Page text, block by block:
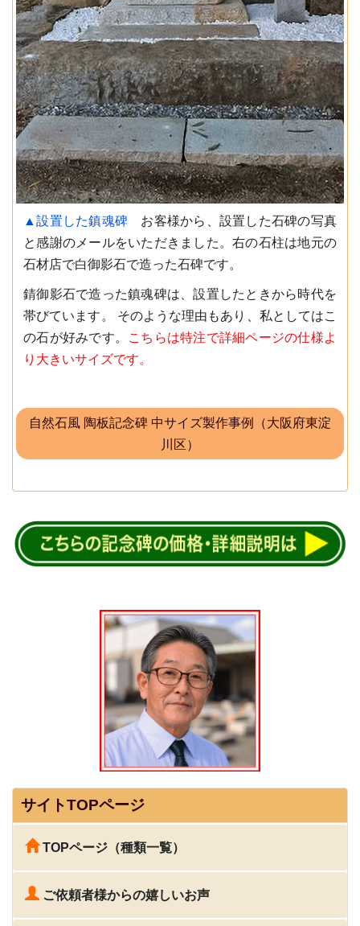
▲設置した鎮魂碑 お客様から、設置した石碑の写真
と感謝のメールをいただきました。右の石柱は地元の
石材店で白御影石で造った石碑です。
錆御影石で造った鎮魂碑は、設置したときから時代を
帯びています。 そのような理由もあり、私としてはこ
の石が好みです。
こちらは特注で詳細ページの仕様よ
り大きいサイズです。
自然石風 陶板記念碑 中サイズ製作事例（大阪府東淀
川区）
サイトTOPページ
TOPページ（種類一覧）
ご依頼者様からの嬉しいお声